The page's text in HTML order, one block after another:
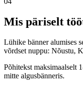
Mis päriselt
Lühike bänner alumises
võrdset nuppu: Nõustu,
Põhitekst maksimaalselt
mitte algusbänneris.